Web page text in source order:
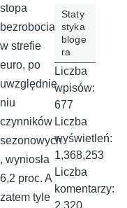
stopa
bezrobocia
w strefie
euro, po
uwzględnie
niu
czynników
sezonowych
, wyniosła
6,2 proc. A
zatem tyle
Staty
styka
bloge
ra
Liczba
wpisów:
677
Liczba
wyświetleń:
1,368,253
Liczba
komentarzy:
2,320